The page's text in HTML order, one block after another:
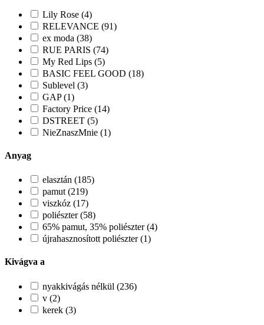
Lily Rose (4)
RELEVANCE (91)
ex moda (38)
RUE PARIS (74)
My Red Lips (5)
BASIC FEEL GOOD (18)
Sublevel (3)
GAP (1)
Factory Price (14)
DSTREET (5)
NieZnaszMnie (1)
Anyag
elasztán (185)
pamut (219)
viszkóz (17)
poliészter (58)
65% pamut, 35% poliészter (4)
újrahasznosított poliészter (1)
Kivágva a
nyakkivágás nélkül (236)
v (2)
kerek (3)